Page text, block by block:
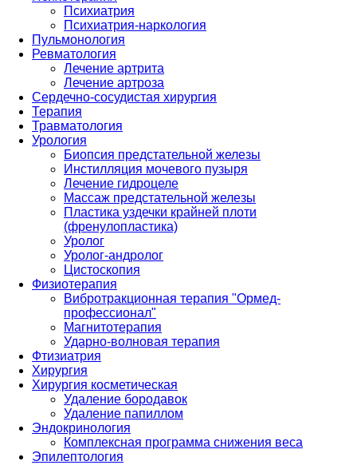
Психиатрия
Психиатрия-наркология
Пульмонология
Ревматология
Лечение артрита
Лечение артроза
Сердечно-сосудистая хирургия
Терапия
Травматология
Урология
Биопсия предстательной железы
Инстилляция мочевого пузыря
Лечение гидроцеле
Массаж предстательной железы
Пластика уздечки крайней плоти
(френулопластика)
Уролог
Уролог-андролог
Цистоскопия
Физиотерапия
Вибротракционная терапия "Ормед-
профессионал"
Магнитотерапия
Ударно-волновая терапия
Фтизиатрия
Хирургия
Хирургия косметическая
Удаление бородавок
Удаление папиллом
Эндокринология
Комплексная программа снижения веса
Эпилептология